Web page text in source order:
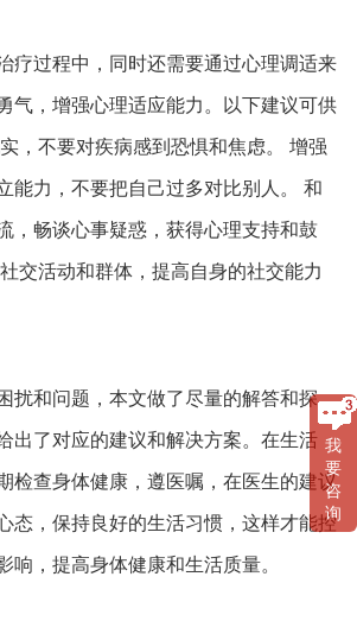
疗过程中，同时还需要通过心理调适来
气，增强心理适应能力。以下建议可供
，不要对疾病感到恐惧和焦虑。 增强
能力，不要把自己过多对比别人。 和
，畅谈心事疑惑，获得心理支持和鼓
交活动和群体，提高自身的社交能力
扰和问题，本文做了尽量的解答和探
出了对应的建议和解决方案。在生活
检查身体健康，遵医嘱，在医生的建议
态，保持良好的生活习惯，这样才能控
响，提高身体健康和生活质量。
我
要
咨
询